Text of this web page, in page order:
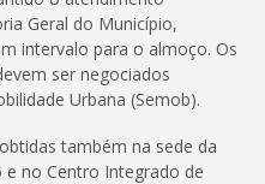
Geral do Município,
intervalo para o almoço. Os
ser negociados
Urbana (Semob).
também na sede da
e no Centro Integrado de